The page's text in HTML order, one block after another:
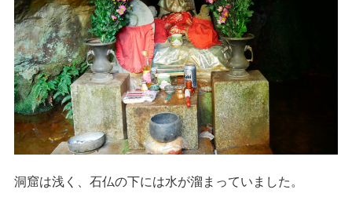
洞窟は浅く、石仏の下には水が溜まっていました。